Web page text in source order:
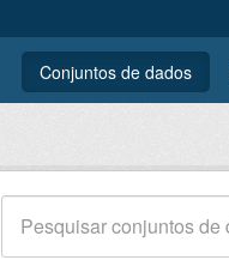
Conjuntos de dados